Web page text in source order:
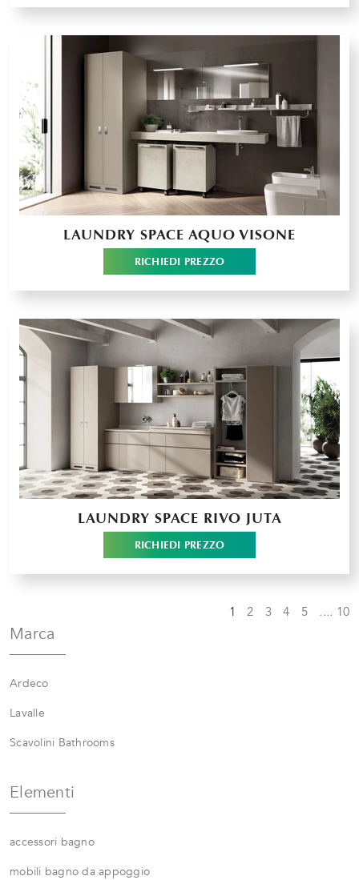
LAUNDRY SPACE AQUO VISONE
RICHIEDI PREZZO
LAUNDRY SPACE RIVO JUTA
RICHIEDI PREZZO
Marca
Ardeco
Lavalle
Scavolini Bathrooms
Elementi
accessori bagno
mobili bagno da appoggio
1 2 3 4 5 .... 10